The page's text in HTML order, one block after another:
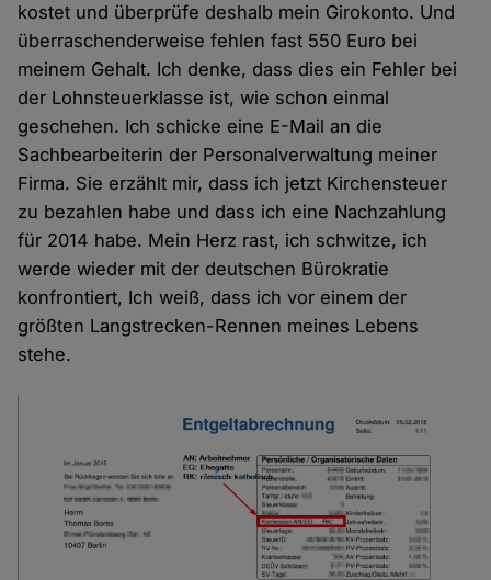
kostet und überprüfe deshalb mein Girokonto. Und
überraschenderweise fehlen fast 550 Euro bei
meinem Gehalt. Ich denke, dass dies ein Fehler bei
der Lohnsteuerklasse ist, wie schon einmal
geschehen. Ich schicke eine E-Mail an die
Sachbearbeiterin der Personalverwaltung meiner
Firma. Sie erzählt mir, dass ich jetzt Kirchensteuer
zu bezahlen habe und dass ich eine Nachzahlung
für 2014 habe. Mein Herz rast, ich schwitze, ich
werde wieder mit der deutschen Bürokratie
konfrontiert, Ich weiß, dass ich vor einem der
größten Langstrecken-Rennen meines Lebens
stehe.